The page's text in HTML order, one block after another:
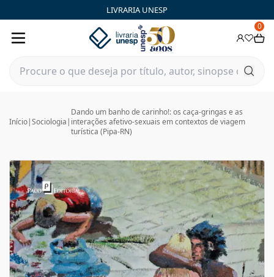
LIVRARIA UNESP
0
Início|Sociologia |
Dando um banho de carinho!: os caça-gringas e as
interações afetivo-sexuais em contextos de viagem
turística (Pipa-RN)